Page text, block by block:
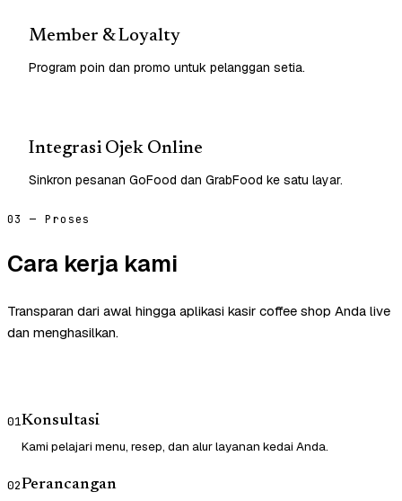
Member & Loyalty
Program poin dan promo untuk pelanggan setia.
Integrasi Ojek Online
Sinkron pesanan GoFood dan GrabFood ke satu layar.
03 — Proses
Cara kerja kami
Transparan dari awal hingga aplikasi kasir coffee shop Anda live
dan menghasilkan.
01Konsultasi
Kami pelajari menu, resep, dan alur layanan kedai Anda.
02Perancangan